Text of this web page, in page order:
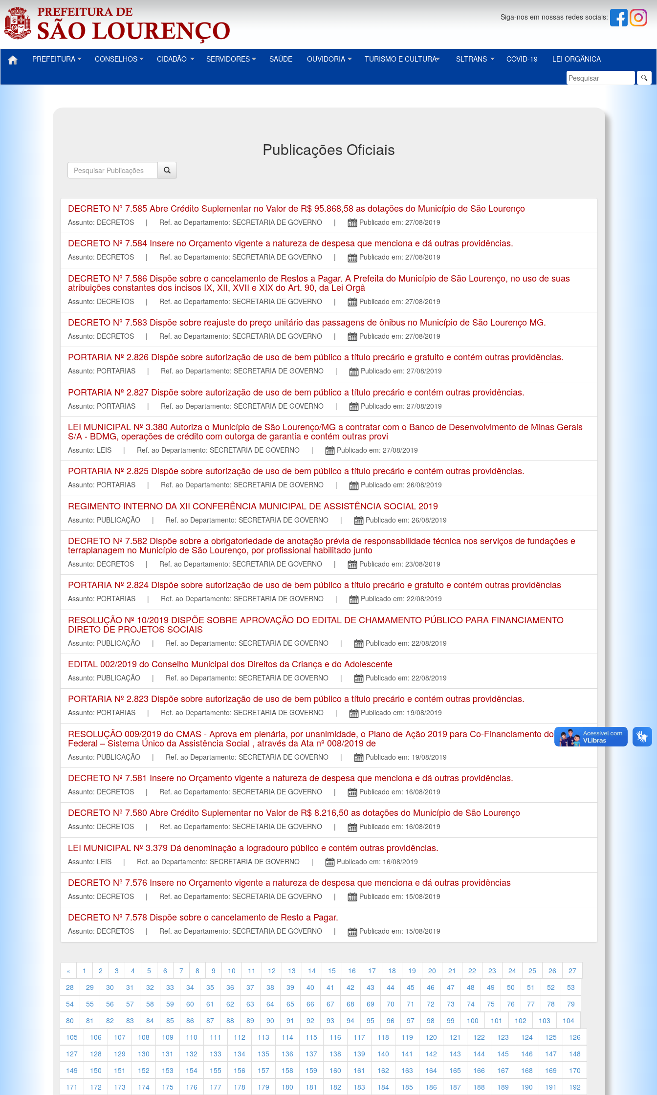
Siga-nos em nossas redes sociais:
PREFEITURA CONSELHOS CIDADÃO SERVIDORES SAÚDE OUVIDORIA TURISMO E CULTURA SLTRANS COVID-19
LEI ORGÂNICA
🔍
Publicações Oficiais
DECRETO Nº 7.585 Abre Crédito Suplementar no Valor de R$ 95.868,58 as dotações do Município de São Lourenço
Assunto: DECRETOS | Ref. ao Departamento: SECRETARIA DE GOVERNO | Publicado em: 27/08/2019
DECRETO Nº 7.584 Insere no Orçamento vigente a natureza de despesa que menciona e dá outras providências.
Assunto: DECRETOS | Ref. ao Departamento: SECRETARIA DE GOVERNO | Publicado em: 27/08/2019
DECRETO Nº 7.586 Dispõe sobre o cancelamento de Restos a Pagar. A Prefeita do Município de São Lourenço, no uso de suas
atribuições constantes dos incisos IX, XII, XVII e XIX do Art. 90, da Lei Orgâ
Assunto: DECRETOS | Ref. ao Departamento: SECRETARIA DE GOVERNO | Publicado em: 27/08/2019
DECRETO Nº 7.583 Dispõe sobre reajuste do preço unitário das passagens de ônibus no Município de São Lourenço MG.
Assunto: DECRETOS | Ref. ao Departamento: SECRETARIA DE GOVERNO | Publicado em: 27/08/2019
PORTARIA Nº 2.826 Dispõe sobre autorização de uso de bem público a título precário e gratuito e contém outras providências.
Assunto: PORTARIAS | Ref. ao Departamento: SECRETARIA DE GOVERNO | Publicado em: 27/08/2019
PORTARIA Nº 2.827 Dispõe sobre autorização de uso de bem público a título precário e contém outras providências.
Assunto: PORTARIAS | Ref. ao Departamento: SECRETARIA DE GOVERNO | Publicado em: 27/08/2019
LEI MUNICIPAL Nº 3.380 Autoriza o Município de São Lourenço/MG a contratar com o Banco de Desenvolvimento de Minas Gerais
S/A - BDMG, operações de crédito com outorga de garantia e contém outras provi
Assunto: LEIS | Ref. ao Departamento: SECRETARIA DE GOVERNO | Publicado em: 27/08/2019
PORTARIA Nº 2.825 Dispõe sobre autorização de uso de bem público a título precário e contém outras providências.
Assunto: PORTARIAS | Ref. ao Departamento: SECRETARIA DE GOVERNO | Publicado em: 26/08/2019
REGIMENTO INTERNO DA XII CONFERÊNCIA MUNICIPAL DE ASSISTÊNCIA SOCIAL 2019
Assunto: PUBLICAÇÃO | Ref. ao Departamento: SECRETARIA DE GOVERNO | Publicado em: 26/08/2019
DECRETO Nº 7.582 Dispõe sobre a obrigatoriedade de anotação prévia de responsabilidade técnica nos serviços de fundações e
terraplanagem no Município de São Lourenço, por profissional habilitado junto
Assunto: DECRETOS | Ref. ao Departamento: SECRETARIA DE GOVERNO | Publicado em: 23/08/2019
PORTARIA Nº 2.824 Dispõe sobre autorização de uso de bem público a título precário e gratuito e contém outras providências
Assunto: PORTARIAS | Ref. ao Departamento: SECRETARIA DE GOVERNO | Publicado em: 22/08/2019
RESOLUÇÃO Nº 10/2019 DISPÕE SOBRE APROVAÇÃO DO EDITAL DE CHAMAMENTO PÚBLICO PARA FINANCIAMENTO
DIRETO DE PROJETOS SOCIAIS
Assunto: PUBLICAÇÃO | Ref. ao Departamento: SECRETARIA DE GOVERNO | Publicado em: 22/08/2019
EDITAL 002/2019 do Conselho Municipal dos Direitos da Criança e do Adolescente
Assunto: PUBLICAÇÃO | Ref. ao Departamento: SECRETARIA DE GOVERNO | Publicado em: 22/08/2019
PORTARIA Nº 2.823 Dispõe sobre autorização de uso de bem público a título precário e contém outras providências.
Assunto: PORTARIAS | Ref. ao Departamento: SECRETARIA DE GOVERNO | Publicado em: 19/08/2019
RESOLUÇÃO 009/2019 do CMAS - Aprova em plenária, por unanimidade, o Plano de Ação 2019 para Co-Financiamento do Governo
Federal – Sistema Único da Assistência Social , através da Ata nº 008/2019 de
Assunto: PUBLICAÇÃO | Ref. ao Departamento: SECRETARIA DE GOVERNO | Publicado em: 19/08/2019
DECRETO Nº 7.581 Insere no Orçamento vigente a natureza de despesa que menciona e dá outras providências.
Assunto: DECRETOS | Ref. ao Departamento: SECRETARIA DE GOVERNO | Publicado em: 16/08/2019
DECRETO Nº 7.580 Abre Crédito Suplementar no Valor de R$ 8.216,50 as dotações do Município de São Lourenço
Assunto: DECRETOS | Ref. ao Departamento: SECRETARIA DE GOVERNO | Publicado em: 16/08/2019
LEI MUNICIPAL Nº 3.379 Dá denominação a logradouro público e contém outras providências.
Assunto: LEIS | Ref. ao Departamento: SECRETARIA DE GOVERNO | Publicado em: 16/08/2019
DECRETO Nº 7.576 Insere no Orçamento vigente a natureza de despesa que menciona e dá outras providências
Assunto: DECRETOS | Ref. ao Departamento: SECRETARIA DE GOVERNO | Publicado em: 15/08/2019
DECRETO Nº 7.578 Dispõe sobre o cancelamento de Resto a Pagar.
Assunto: DECRETOS | Ref. ao Departamento: SECRETARIA DE GOVERNO | Publicado em: 15/08/2019
« 1 2 3 4 5 6 7 8 9 10 11 12 13 14 15 16 17 18 19 20 21 22 23 24 25 26
27
28
29 30 31 32 33 34 35 36 37 38 39 40 41 42 43 44 45 46 47 48 49 50 51 52
53
54
55 56 57 58 59 60 61 62 63 64 65 66 67 68 69 70 71 72 73 74 75 76 77 78
79
80
81 82 83 84 85 86 87 88 89 90 91 92 93 94 95 96 97 98 99 100 101 102 103
104
105
106 107 108 109 110 111 112 113 114 115 116 117 118 119 120 121 122 123 124 125
126
127
128 129 130 131 132 133 134 135 136 137 138 139 140 141 142 143 144 145 146 147
148
149
150 151 152 153 154 155 156 157 158 159 160 161 162 163 164 165 166 167 168 169
170
171
172 173 174 175 176 177 178 179 180 181 182 183 184 185 186 187 188 189 190 191 192